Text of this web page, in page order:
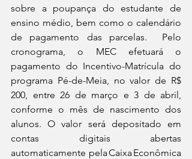
sobre a poupança do estudante de
ensino médio, bem como o calendário
de pagamento das parcelas.  Pelo
cronograma, o MEC efetuará o
pagamento do Incentivo-Matrícula do
programa Pé-de-Meia, no valor de R$
200, entre 26 de março e 3 de abril,
conforme o mês de nascimento dos
alunos. O valor será depositado em
contas digitais abertas
automaticamente pela Caixa Econômica